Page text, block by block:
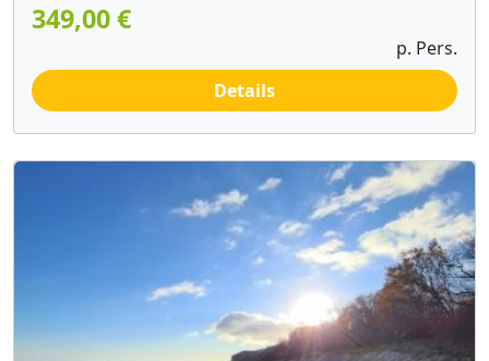
349,00 €
p. Pers.
Details